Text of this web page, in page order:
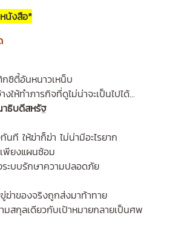
นังสือ*
ซิตี้อันหนาวเหน็บ
ให้ทำภารกิจที่ดูไม่น่าจะเป็นไปได้...
าธิบดีสหรัฐ
ที ให้ฆ่าก็ฆ่า ไม่น่ามีอะไรยาก
พียงแผนซ้อม
ระบบรักษาความปลอดภัย
ฆ่าของจริงถูกส่งมาท้าทาย
มสกุลเดียวกับเป้าหมายกลายเป็นศพ